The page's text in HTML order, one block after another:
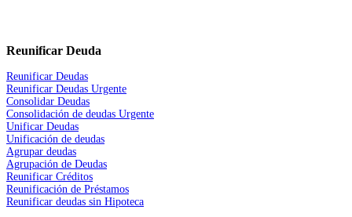
Reunificar Deuda
Reunificar Deudas
Reunificar Deudas Urgente
Consolidar Deudas
Consolidación de deudas Urgente
Unificar Deudas
Unificación de deudas
Agrupar deudas
Agrupación de Deudas
Reunificar Créditos
Reunificación de Préstamos
Reunificar deudas sin Hipoteca